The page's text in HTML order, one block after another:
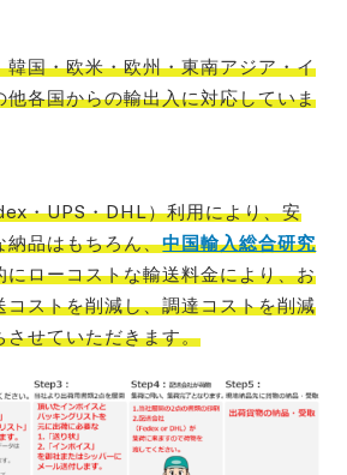
韓国・欧米・欧州・東南アジア・イ
他各国からの輸出入に対応していま
・UPS・DHL）利用により、安
納品はもちろん、中国輸入総合研究
にローコストな輸送料金により、お
コストを削減し、調達コストを削減
させていただきます。